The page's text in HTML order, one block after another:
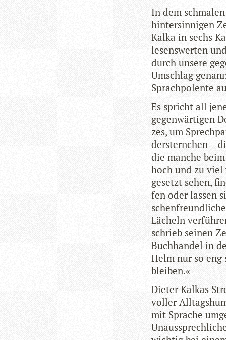
In dem
hin­ter­sin­ni­gen
Kalka in sechs
lesens­wer­ten
durch unsere
Umschlag
Sprach­po­lente
Es spricht all
gegen­wär­ti­gen
zes, um
der­stern­chen –
die man­che
hoch und zu
ge­setzt sehen,
fen oder las­sen
Lächeln
schrieb sei­nen
Buch­han­del in
Helm nur so eng
bleiben.«
Die­ter Kalkas
vol­ler
mit Spra­che